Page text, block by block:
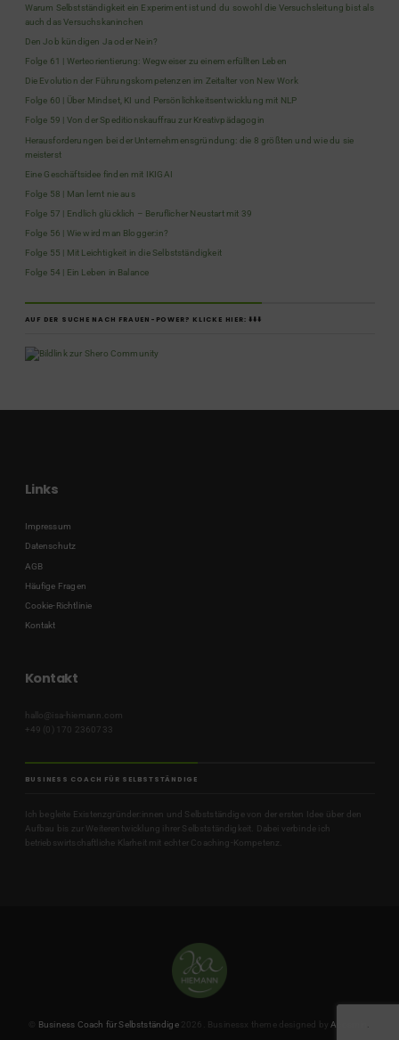
Warum Selbstständigkeit ein Experiment ist und du sowohl die Versuchsleitung bist als
auch das Versuchskaninchen
Den Job kündigen Ja oder Nein?
Folge 61 | Werteorientierung: Wegweiser zu einem erfüllten Leben
Die Evolution der Führungskompetenzen im Zeitalter von New Work
Folge 60 | Über Mindset, KI und Persönlichkeitsentwicklung mit NLP
Folge 59 | Von der Speditionskauffrau zur Kreativpädagogin
Herausforderungen bei der Unternehmensgründung: die 8 größten und wie du sie
meisterst
Eine Geschäftsidee finden mit IKIGAI
Folge 58 | Man lernt nie aus
Folge 57 | Endlich glücklich – Beruflicher Neustart mit 39
Folge 56 | Wie wird man Blogger:in?
Folge 55 | Mit Leichtigkeit in die Selbstständigkeit
Folge 54 | Ein Leben in Balance
AUF DER SUCHE NACH FRAUEN-POWER? KLICKE HIER: ⬇️⬇️⬇️
Links
Impressum
Datenschutz
AGB
Häufige Fragen
Cookie-Richtlinie
Kontakt
Kontakt
hallo@isa-hiemann.com
+49 (0) 170 2360733
BUSINESS COACH FÜR SELBSTSTÄNDIGE
Ich begleite Existenzgründer:innen und Selbstständige von der ersten Idee über den
Aufbau bis zur Weiterentwicklung ihrer Selbstständigkeit. Dabei verbinde ich
betriebswirtschaftliche Klarheit mit echter Coaching-Kompetenz.
Business Coach für Selbstständige2026. Businessx theme designed by Acosmin